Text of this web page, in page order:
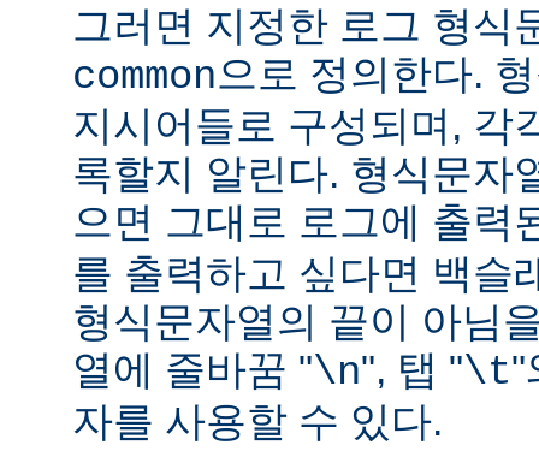
그러면 지정한 로그 형식
common으로 정의한다.
지시어들로 구성되며, 각
록할지 알린다. 형식문자
으면 그대로 로그에 출력
를 출력하고 싶다면 백슬
형식문자열의 끝이 아님
열에 줄바꿈 "\n", 탭 "\t"
자를 사용할 수 있다.